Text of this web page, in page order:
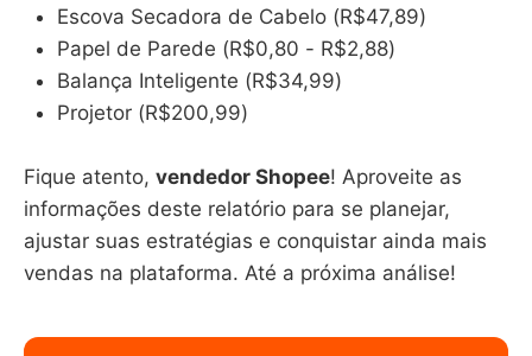
Escova Secadora de Cabelo (R$47,89)
Papel de Parede (R$0,80 - R$2,88)
Balança Inteligente (R$34,99)
Projetor (R$200,99)
Fique atento, vendedor Shopee! Aproveite as
informações deste relatório para se planejar,
ajustar suas estratégias e conquistar ainda mais
vendas na plataforma. Até a próxima análise!